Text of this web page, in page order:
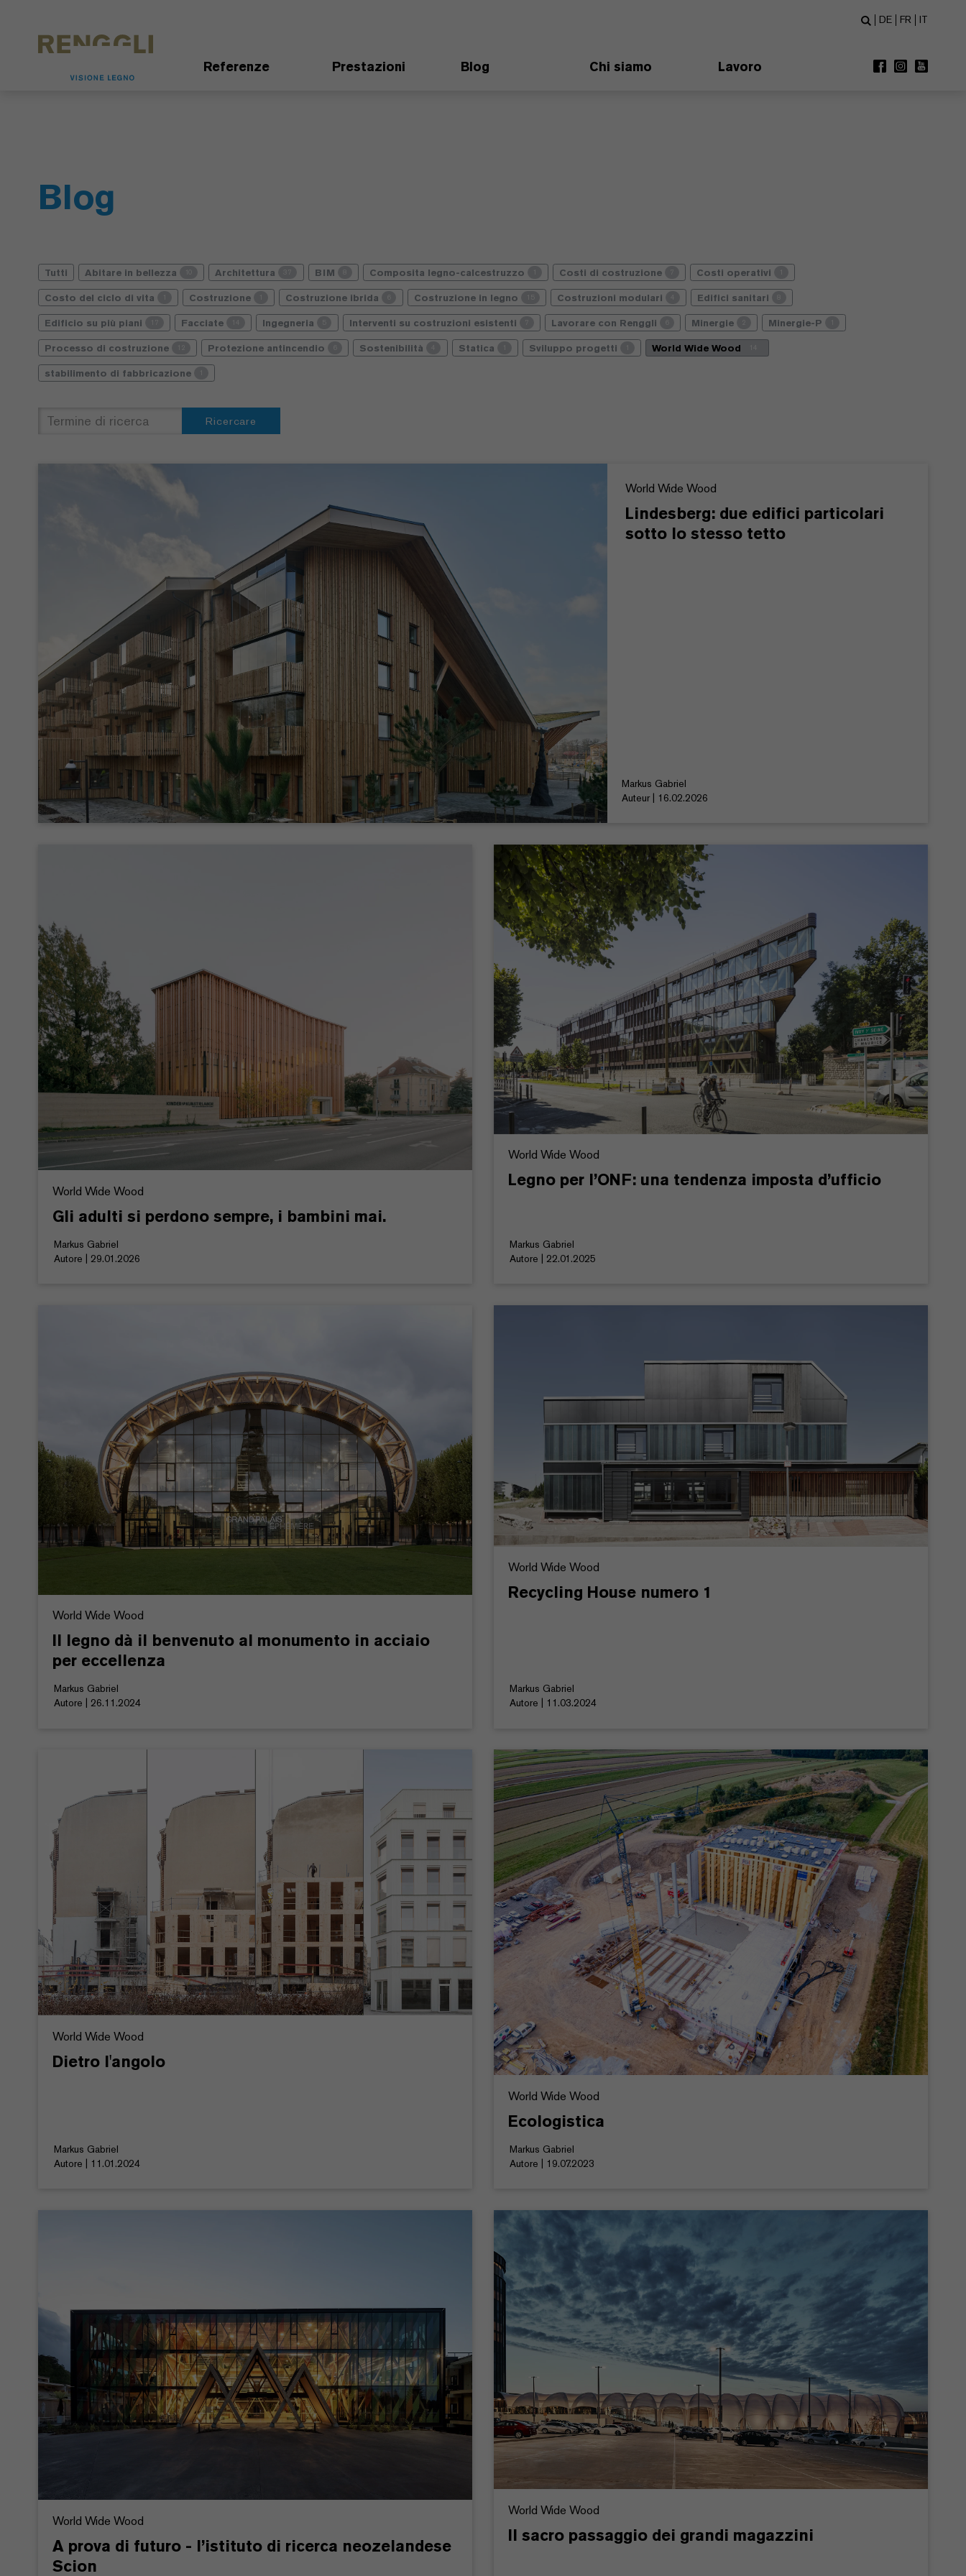
Referenze Prestazioni Blog Chi siamo Lavoro
DE FR IT
Blog
Tutti Abitare in bellezza Architettura BIM Composita legno-calcestruzzo Costi di costruzione Costi operativi
Costo del ciclo di vita Costruzione Costruzione ibrida Costruzione in legno Costruzioni modulari Edifici sanitari
Edificio su più piani Facciate Ingegneria Interventi su costruzioni esistenti Lavorare con Renggli Minergie Minergie-P
Processo di costruzione Protezione antincendio Sostenibilità Statica Sviluppo progetti World Wide Wood
stabilimento di fabbricazione
Ricercare
World Wide Wood
Lindesberg: due edifici particolari
sotto lo stesso tetto
Markus Gabriel
Auteur | 16.02.2026
World Wide Wood
Gli adulti si perdono sempre, i bambini mai.
Markus Gabriel
Autore | 29.01.2026
World Wide Wood
Legno per l’ONF: una tendenza imposta d’ufficio
Markus Gabriel
Autore | 22.01.2025
World Wide Wood
Il legno dà il benvenuto al monumento in acciaio
per eccellenza
Markus Gabriel
Autore | 26.11.2024
World Wide Wood
Recycling House numero 1
Markus Gabriel
Autore | 11.03.2024
World Wide Wood
Dietro l'angolo
Markus Gabriel
Autore | 11.01.2024
World Wide Wood
Ecologistica
Markus Gabriel
Autore | 19.07.2023
World Wide Wood
A prova di futuro - l’istituto di ricerca neozelandese
Scion
World Wide Wood
Il sacro passaggio dei grandi magazzini
Impostazioni della protezione dei dati